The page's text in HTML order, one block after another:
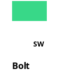
SW
Bolt